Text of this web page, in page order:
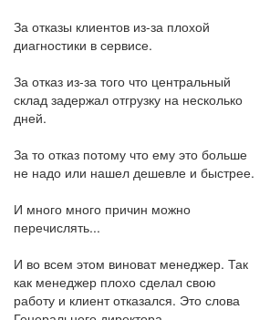
За отказы клиентов из-за плохой
диагностики в сервисе.
За отказ из-за того что центральный
склад задержал отгрузку на несколько
дней.
За то отказ потому что ему это больше
не надо или нашел дешевле и быстрее.
И много много причин можно
перечислять...
И во всем этом виноват менеджер. Так
как менеджер плохо сделал свою
работу и клиент отказался. Это слова